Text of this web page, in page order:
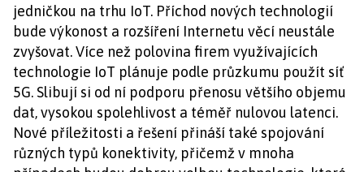
jedničkou na trhu IoT. Příchod nových technologií
bude výkonost a rozšíření Internetu věcí neustále
zvyšovat. Více než polovina firem využívajících
technologie IoT plánuje podle průzkumu použít síť
5G. Slibují si od ní podporu přenosu většího objemu
dat, vysokou spolehlivost a téměř nulovou latenci.
Nové příležitosti a řešení přináší také spojování
různých typů konektivity, přičemž v mnoha